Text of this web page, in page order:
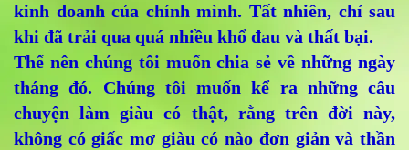
kinh doanh của chính mình. Tất nhiên, chỉ sau
khi đã trải qua quá nhiều khổ đau và thất bại.
Thế nên chúng tôi muốn chia sẻ về những ngày
tháng đó. Chúng tôi muốn kể ra những câu
chuyện làm giàu có thật, rằng trên đời này,
không có giấc mơ giàu có nào đơn giản và thần